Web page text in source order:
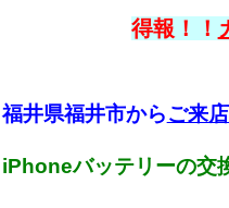
得報！！
福井県福井市からご来
iPhoneバッテリーの交